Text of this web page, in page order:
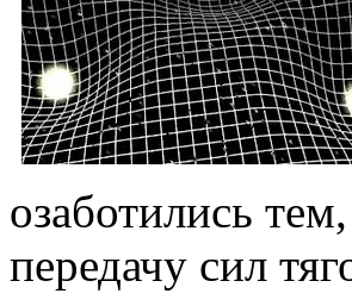
озаботились
передачу сил